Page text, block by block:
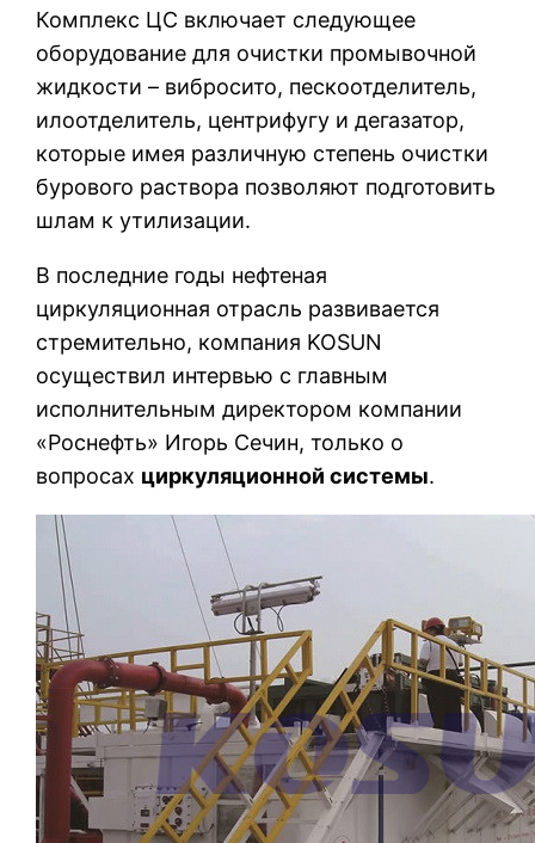
Комплекс ЦС включает следующее
оборудование для очистки промывочной
жидкости – вибросито, пескоотделитель,
илоотделитель, центрифугу и дегазатор,
которые имея различную степень очистки
бурового раствора позволяют подготовить
шлам к утилизации.
В последние годы нефтеная
циркуляционная отрасль развивается
стремительно, компания KOSUN
осуществил интервью с главным
исполнительным директором компании
«Роснефть» Игорь Сечин, только о
вопросах циркуляционной системы.